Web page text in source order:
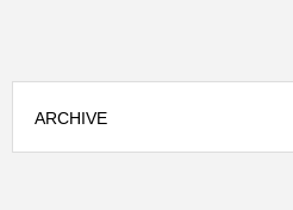
ARCHIVE